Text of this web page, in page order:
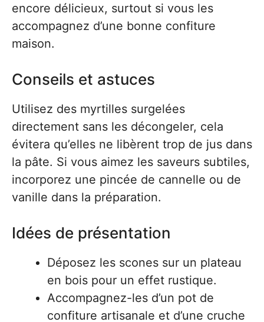
encore délicieux, surtout si vous les
accompagnez d’une bonne confiture
maison.
Conseils et astuces
Utilisez des myrtilles surgelées
directement sans les décongeler, cela
évitera qu’elles ne libèrent trop de jus dans
la pâte. Si vous aimez les saveurs subtiles,
incorporez une pincée de cannelle ou de
vanille dans la préparation.
Idées de présentation
Déposez les scones sur un plateau
en bois pour un effet rustique.
Accompagnez-les d’un pot de
confiture artisanale et d’une cruche